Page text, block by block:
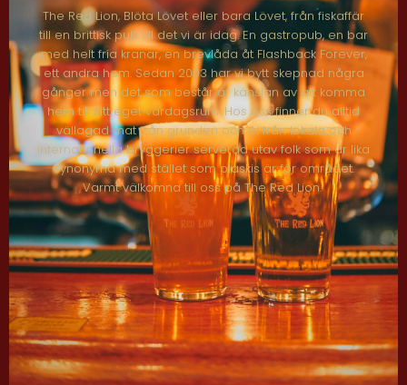
The Red Lion, Blöta Lövet eller bara Lövet, från fiskaffär
till en brittisk pub till det vi är idag. En gastropub, en bar
med helt fria kranar, en brevlåda åt Flashback Forever,
ett andra hem. Sedan 2003 har vi bytt skepnad några
gånger men det som består är känslan av att komma
hem till sitt eget vardagsrum. Hos oss finner du alltid
vällagad mat från grunden och öl från lokala och
internationella bryggerier serverad utav folk som är lika
synonyma med stället som plaskis är för området.
Varmt välkomna till oss på The Red Lion.